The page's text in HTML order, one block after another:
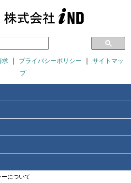
求｜ プライバシーポリシー ｜ サイトマッ
プ
について